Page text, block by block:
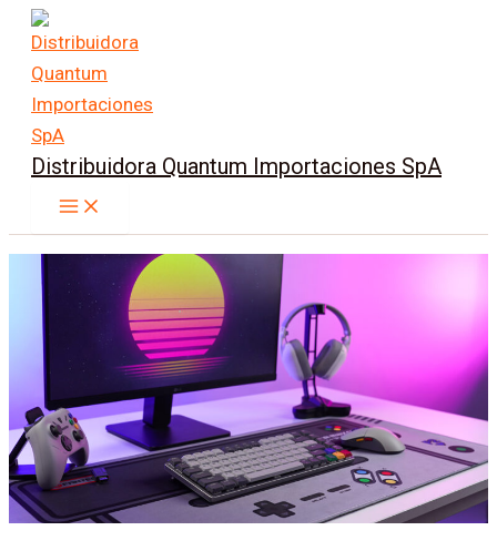
contenido
Distribuidora Quantum Importaciones SpA